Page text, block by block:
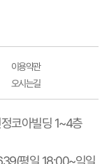
이용약관
오시는길
코아빌딩 1~4층
평일 18:00~익일